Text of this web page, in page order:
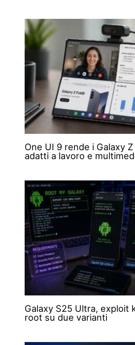
One UI 9 rende i Galaxy
adatti a lavoro e
Galaxy S25 Ultra, exploit
root su due varianti